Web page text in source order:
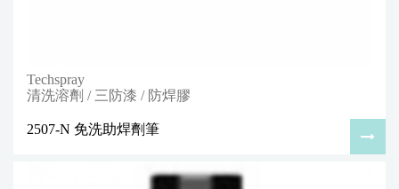
Techspray
清洗溶劑 / 三防漆 / 防焊膠
2507-N 免洗助焊劑筆